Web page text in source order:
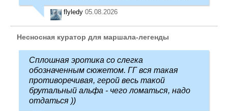
flyledy 05.08.2026
Несносная куратор для маршала-легенды
Сплошная эротика со слегка
обозначенным сюжетом. ГГ вся такая
противоречивая, герой весь такой
брутальный альфа - чего ломаться, надо
отдаться ))